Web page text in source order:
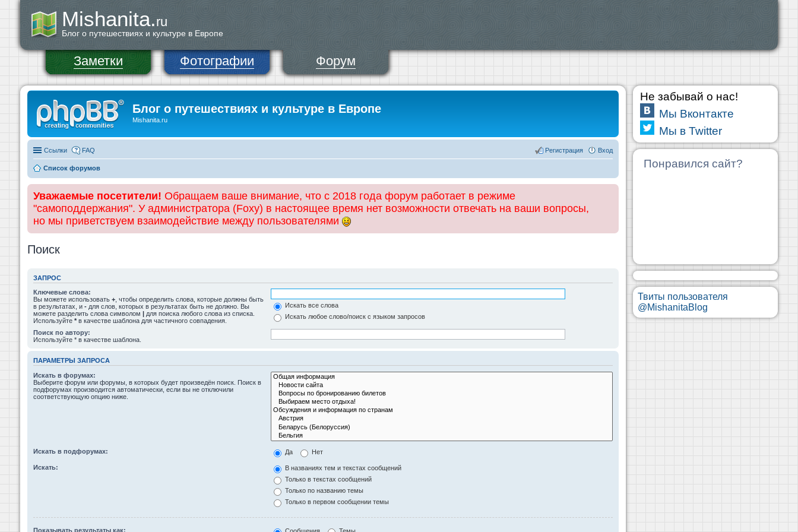
Mishanita.ru
Блог о путешествиях и культуре в Европе
Заметки Фотографии Форум
Блог о путешествиях и культуре в Европе
Mishanita.ru
Ссылки FAQ Вход
Регистрация
Список форумов
Уважаемые посетители! Обращаем ваше внимание, что с 2018 года форум работает в режиме
"самоподдержания". У администратора (Foxy) в настоящее время нет возможности отвечать на ваши вопросы,
но мы приветствуем взаимодействие между пользователями
Поиск
ЗАПРОС
Ключевые слова:
Вы можете использовать + , чтобы определить слова, которые должны быть
в результатах, и - для слов, которых в результатах быть не должно. Вы
можете разделить слова символом | для поиска любого слова из списка.
Используйте * в качестве шаблона для частичного совпадения.
Искать все слова
Искать любое слово/поиск с языком запросов
Поиск по автору:
Используйте * в качестве шаблона.
ПАРАМЕТРЫ ЗАПРОСА
Искать в форумах:
Выберите форум или форумы, в которых будет произведён поиск. Поиск в
подфорумах производится автоматически, если вы не отключили
соответствующую опцию ниже.
Искать в подфорумах: Да Нет
Искать:
В названиях тем и текстах сообщений
Только в текстах сообщений
Только по названию темы
Только в первом сообщении темы
Показывать результаты как:
Не забывай о нас!
Мы Вконтакте
Мы в Twitter
Понравился сайт?
Твиты пользователя
@MishanitaBlog